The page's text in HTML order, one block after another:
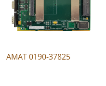
AMAT 0190-37825